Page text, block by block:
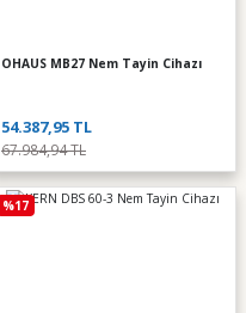
OHAUS MB27 Nem Tayin Cihazı
54.387,95 TL
67.984,94 TL
%17